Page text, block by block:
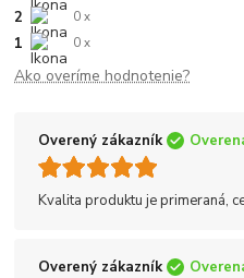
2
0 x
1 0 x
Ako overíme hodnotenie?
Overený zákazník
Kvalita produktu je primeraná,
Overený zákazník